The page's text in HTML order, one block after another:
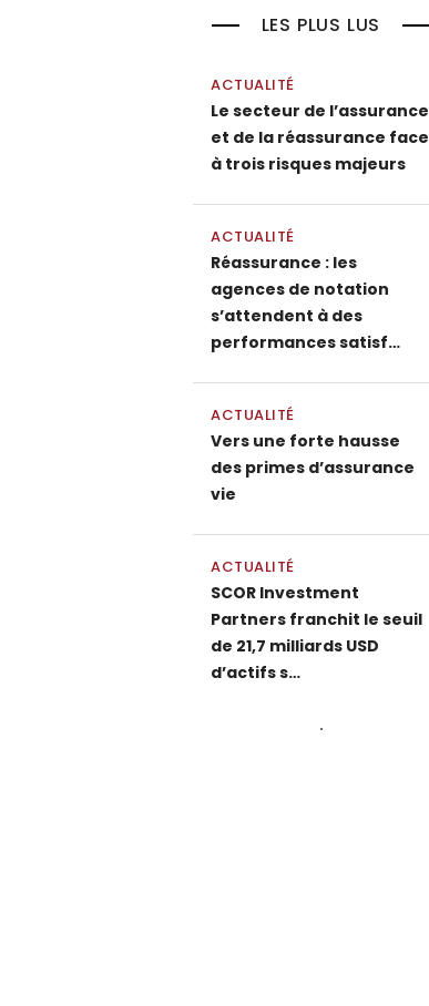
LES PLUS LUS
ACTUALITÉ
Le secteur de l’assurance
et de la réassurance face
à trois risques majeurs
ACTUALITÉ
Réassurance : les
agences de notation
s’attendent à des
performances satisf…
ACTUALITÉ
Vers une forte hausse
des primes d’assurance
vie
ACTUALITÉ
SCOR Investment
Partners franchit le seuil
de 21,7 milliards USD
d’actifs s…